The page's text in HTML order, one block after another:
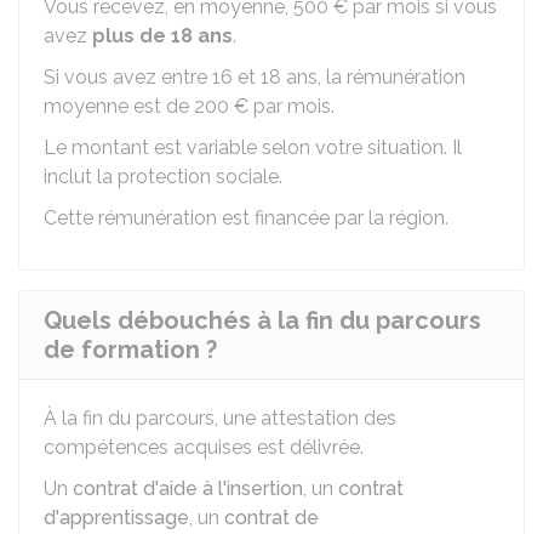
Vous recevez, en moyenne, 500 € par mois si vous
avez plus de 18 ans.
Si vous avez entre 16 et 18 ans, la rémunération
moyenne est de 200 € par mois.
Le montant est variable selon votre situation. Il
inclut la protection sociale.
Cette rémunération est financée par la région.
Quels débouchés à la fin du parcours
de formation ?
À la fin du parcours, une attestation des
compétences acquises est délivrée.
Un contrat d'aide à l'insertion, un contrat
d'apprentissage, un contrat de